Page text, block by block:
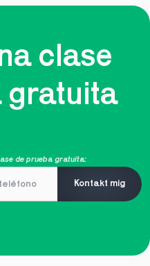
clase
gratuita
de prueba gratuita:
Kontakt mig